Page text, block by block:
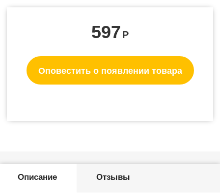
597 Р
Оповестить о появлении товара
Описание Отзывы